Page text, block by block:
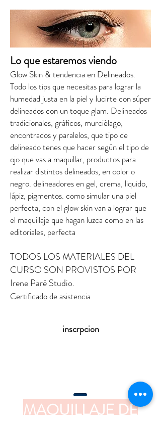
Lo que estaremos viendo
Glow Skin & tendencia en Delineados.
Todo los tips que necesitas para lograr la
humedad justa en la piel y lucirte con súper
delineados con un toque glam. Delineados
tradicionales, gráficos, murciélago,
encontrados y paralelos, que tipo de
delineado tenes que hacer según el tipo de
ojo que vas a maquillar, productos para
realizar distintos delineados, en color o
negro. delineadores en gel, crema, liquido,
lápiz, pigmentos. como simular una piel
perfecta, con el glow skin van a lograr que
el maquillaje que hagan luzca como en las
editoriales, perfecta
TODOS LOS MATERIALES DEL
CURSO SON PROVISTOS POR
Irene Paré Studio.
Certificado de asistencia
inscrpcion
MAQUILLAJE DE